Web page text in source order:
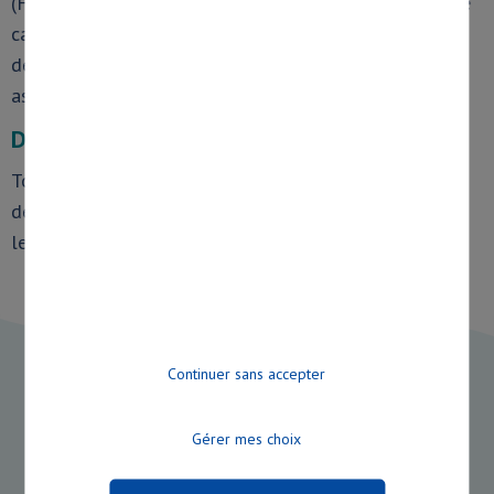
Continuer sans accepter
Gérer mes choix
cas, réséda se charge de la rédaction du dossier de
demande auprès du Conseil Départemental, et en
assure le suivi.
DEMANDES DE PARTICIPATION FINANCIERE
Tous les ans, les communes sont invitées à faire part
de leurs projets à réséda qui les accompagnera dans
leurs démarches.